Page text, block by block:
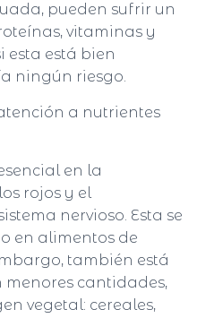
pueden sufrir un
vitaminas y
esta está bien
ningún riesgo.
a nutrientes
en la
rojos y el
nervioso. Esta se
en alimentos de
también está
menores cantidades,
vegetal: cereales,